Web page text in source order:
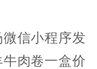
微信小程序发
肉卷一盒价